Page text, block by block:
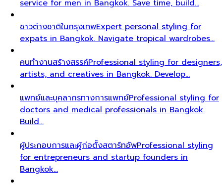
service for men in Bangkok. Save time, build…
ชาวต่างชาติในกรุงเทพExpert personal styling for
expats in Bangkok. Navigate tropical wardrobes…
คนทำงานสร้างสรรค์Professional styling for designers,
artists, and creatives in Bangkok. Develop…
แพทย์และบุคลากรทางการแพทย์Professional styling for
doctors and medical professionals in Bangkok.
Build…
ผู้ประกอบการและผู้ก่อตั้งสตาร์ทอัพProfessional styling
for entrepreneurs and startup founders in
Bangkok…